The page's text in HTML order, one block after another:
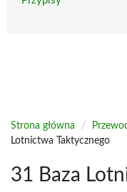
Strona główna /
Lotnictwa Taktycznego
31 Baza